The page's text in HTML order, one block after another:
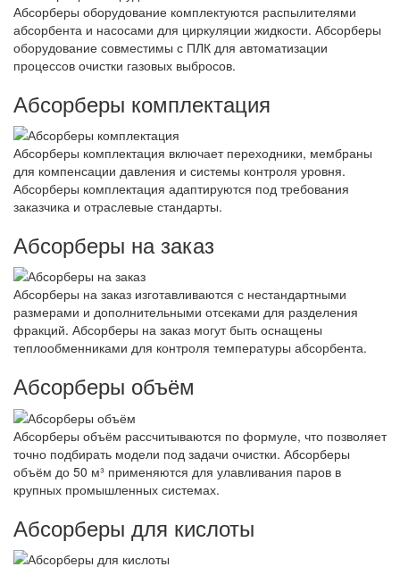
Абсорберы оборудование комплектуются распылителями
абсорбента и насосами для циркуляции жидкости. Абсорберы
оборудование совместимы с ПЛК для автоматизации
процессов очистки газовых выбросов.
Абсорберы комплектация
Абсорберы комплектация включает переходники, мембраны
для компенсации давления и системы контроля уровня.
Абсорберы комплектация адаптируются под требования
заказчика и отраслевые стандарты.
Абсорберы на заказ
Абсорберы на заказ изготавливаются с нестандартными
размерами и дополнительными отсеками для разделения
фракций. Абсорберы на заказ могут быть оснащены
теплообменниками для контроля температуры абсорбента.
Абсорберы объём
Абсорберы объём рассчитываются по формуле, что позволяет
точно подбирать модели под задачи очистки. Абсорберы
объём до 50 м³ применяются для улавливания паров в
крупных промышленных системах.
Абсорберы для кислоты